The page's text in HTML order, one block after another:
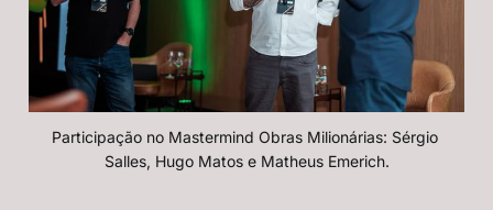
Participação no Mastermind Obras Milionárias: Sérgio
Salles, Hugo Matos e Matheus Emerich.